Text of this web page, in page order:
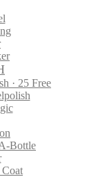
· 25 Free
Bottle